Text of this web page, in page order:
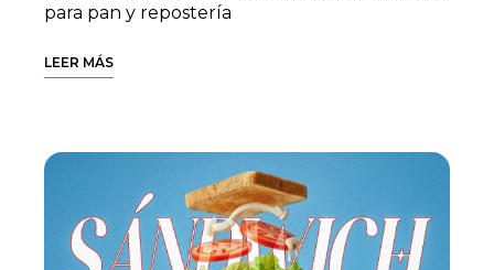
para pan y repostería
LEER MÁS